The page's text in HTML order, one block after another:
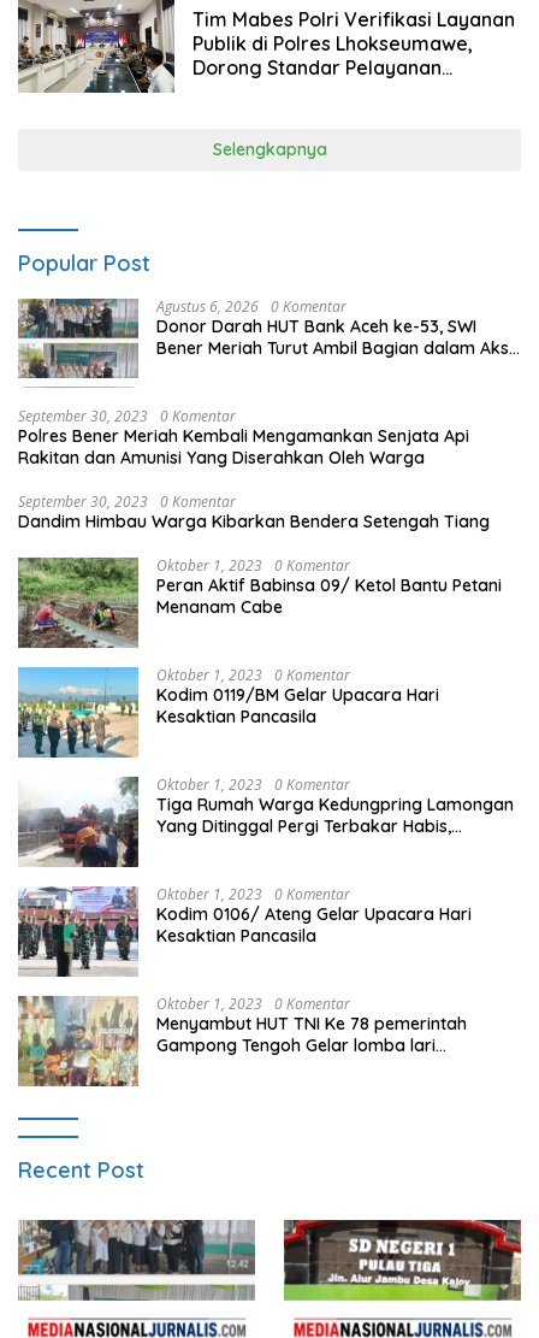
Tim Mabes Polri Verifikasi Layanan
Publik di Polres Lhokseumawe,
Dorong Standar Pelayanan
Selengkapnya
Popular Post
Agustus 6, 2026 0 Komentar
Donor Darah HUT Bank Aceh ke-53, SWI
Bener Meriah Turut Ambil Bagian dalam Aksi
September 30, 2023 0 Komentar
Polres Bener Meriah Kembali Mengamankan Senjata Api
Rakitan dan Amunisi Yang Diserahkan Oleh Warga
September 30, 2023 0 Komentar
Dandim Himbau Warga Kibarkan Bendera Setengah Tiang
Oktober 1, 2023 0 Komentar
Peran Aktif Babinsa 09/ Ketol Bantu Petani
Menanam Cabe
Oktober 1, 2023 0 Komentar
Kodim 0119/BM Gelar Upacara Hari
Kesaktian Pancasila
Oktober 1, 2023 0 Komentar
Tiga Rumah Warga Kedungpring Lamongan
Yang Ditinggal Pergi Terbakar Habis,
Oktober 1, 2023 0 Komentar
Kodim 0106/ Ateng Gelar Upacara Hari
Kesaktian Pancasila
Oktober 1, 2023 0 Komentar
Menyambut HUT TNI Ke 78 pemerintah
Gampong Tengoh Gelar lomba lari
Recent Post